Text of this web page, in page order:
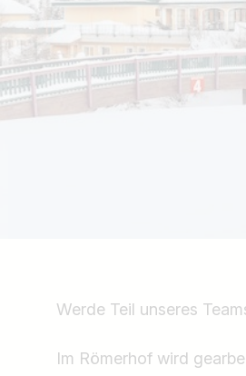
Werde Teil unseres
Im Römerhof wird